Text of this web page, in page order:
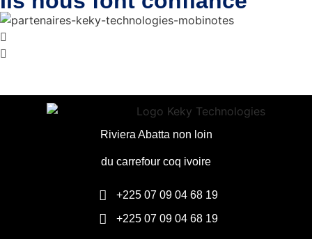
Riviera Abatta non loin
du carrefour coq ivoire
+225 07 09 04 68 19
+225 07 09 04 68 19